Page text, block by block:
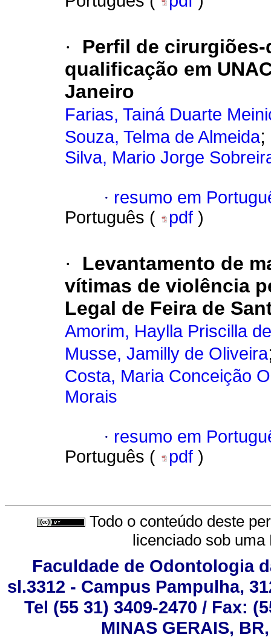
·
Perfil de
qualificação em
Janeiro
Farias, Tainá Duarte
Souza, Telma de Almeida;
Silva, Mario Jorge
· resumo em
Português (
pdf )
·
Levantamento de
vítimas de violência
Legal de Feira de
Amorim, Haylla Priscilla
Musse, Jamilly de Oliveira
Costa, Maria Conceição
Morais
· resumo em
Português (
pdf )
Todo o conteúdo deste
licenciado sob uma
Faculdade de Odontologia
sl.3312 - Campus Pampulha,
Tel (55 31) 3409-2470 / Fax:
MINAS GERAIS,